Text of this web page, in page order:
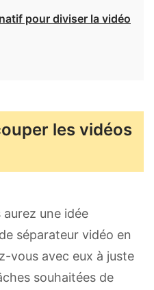
pour diviser la vidéo
les vidéos
une idée
séparateur vidéo en
vous avec eux à juste
souhaitées de